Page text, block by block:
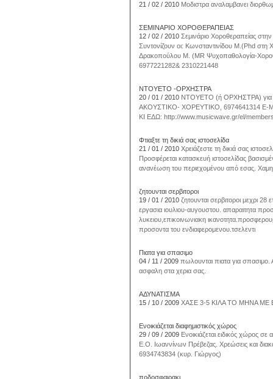
21 / 02 / 2010 Μοδιστρα αναλαμβανει
ΣΕΜΙΝΑΡΙΟ ΧΟΡΟΘΕΡΑΠΕΙΑΣ
12 / 02 / 2010 Σεμινάριο Χοροθεραπείας
Συντονίζουν οι: Κωνσταντινίδου Μ.(Phd
Δρακοπούλου Μ. (MR Ψυχοπαθολογία-
6977221282& 2310221448
ΝΤΟΥΕΤΟ -ΟΡΧΗΣΤΡΑ
20 / 01 / 2010 NTOYETO (ή ΟΡΧΗΣΤΡΑ)
ΑΚΟΥΣΤΙΚΟ- ΧΟΡΕΥΤΙΚΟ, 6974641314 E-
ΚΙ ΕΔΩ: http://www.musicwave.gr/el/
Φτιαξτε τη δικιά σας ιστοσελίδα
21 / 01 / 2010 Χρειάζεστε τη δικιά σας
Προσφέρεται κατασκευή ιστοσελίδας
ανανέωση του περιεχομένου από εσας.
ζητουνται σερβιτοροι
19 / 01 / 2010 ζητουνται σερβιτοροι μεχρι
εργασια ιουλιου-αυγουστου. απαραιτητα
λυκειου,επικοινωνιακη
προσοντα του ενδιαφερομενου.τσελεντι
Πιατα για σπασιμο
04 / 11 / 2009 πωλουνται πιατα για σπασιμο.
ασφαλη στα χερια σας.
AΔΥΝΑΤΙΣΜΑ
15 / 10 / 2009 ΧΑΣΕ 3-5 ΚΙΛΑ ΤΟ ΜΗΝΑ ΜΕ
Ενοικιάζεται διαφημιστικός χώρος
29 / 09 / 2009 Ενοικιάζεται ειδικός χώρος
Ε.Ο. Ιωαννίνων Πρέβεζας. Χρεώσεις και
6934743834 (κυρ. Γιώργος)
ποδοσφαιρακι